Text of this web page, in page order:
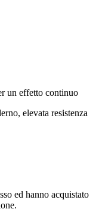
un effetto continuo
elevata resistenza
ed hanno acquistato